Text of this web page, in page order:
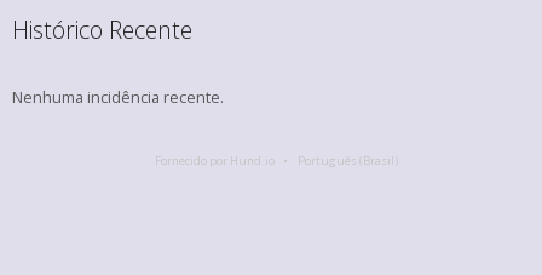
Histórico Recente
Nenhuma incidência recente.
Fornecido por Hund.io Português (Brasil)